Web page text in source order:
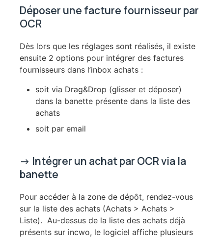
Déposer une facture fournisseur par
OCR
Dès lors que les réglages sont réalisés, il existe
ensuite 2 options pour intégrer des factures
fournisseurs dans l’inbox achats :
soit via Drag&Drop (glisser et déposer)
dans la banette présente dans la liste des
achats
soit par email
-> Intégrer un achat par OCR via la
banette
Pour accéder à la zone de dépôt, rendez-vous
sur la liste des achats (Achats > Achats >
Liste). Au-dessus de la liste des achats déjà
présents sur incwo, le logiciel affiche plusieurs